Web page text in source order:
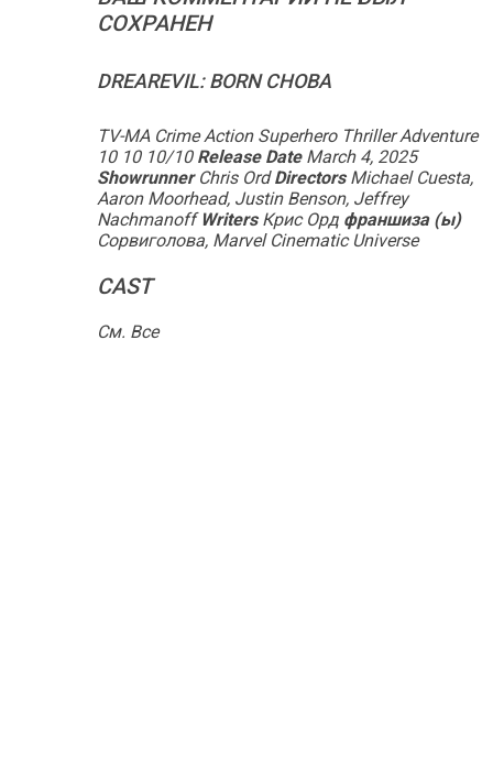
СОХРАНЕН
DREAREVIL: BORN СНОВА
TV-MA Crime Action Superhero Thriller Adventure
10 10 10/10 Release DateMarch 4, 2025
ShowrunnerChris OrdDirectorsMichael Cuesta,
Aaron Moorhead, Justin Benson, Jeffrey
NachmanoffWritersКрис Орд франшиза (ы)
Сорвиголова, Marvel Cinematic Universe
CAST
См. Все